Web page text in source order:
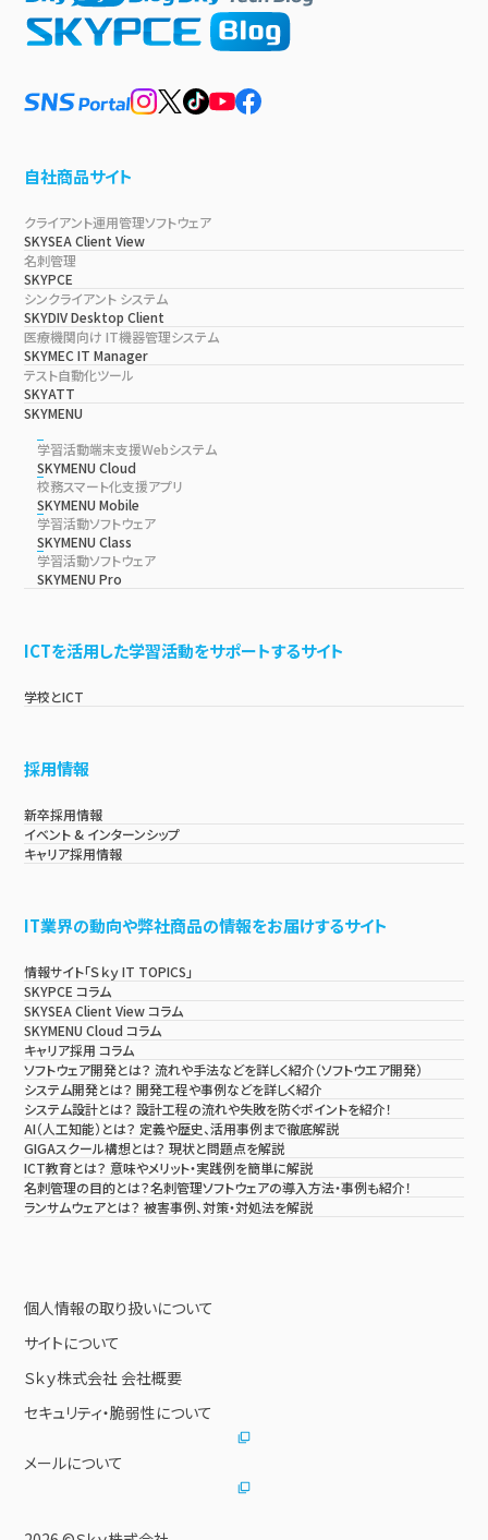
自社商品サイト
クライアント運用管理ソフトウェア
SKYSEA Client View
名刺管理
SKYPCE
シンクライアント システム
SKYDIV Desktop Client
医療機関向け IT機器管理システム
SKYMEC IT Manager
テスト自動化ツール
SKYATT
SKYMENU
学習活動端末支援Webシステム
SKYMENU Cloud
校務スマート化支援アプリ
SKYMENU Mobile
学習活動ソフトウェア
SKYMENU Class
学習活動ソフトウェア
SKYMENU Pro
ICTを活用した学習活動をサポートするサイト
学校とICT
採用情報
新卒採用情報
イベント & インターンシップ
キャリア採用情報
IT業界の動向や弊社商品の情報をお届けするサイト
情報サイト「Ｓｋｙ IT TOPICS」
SKYPCE コラム
SKYSEA Client View コラム
SKYMENU Cloud コラム
キャリア採用 コラム
ソフトウェア開発とは？ 流れや手法などを詳しく紹介（ソフトウエア開発）
システム開発とは？ 開発工程や事例などを詳しく紹介
システム設計とは？ 設計工程の流れや失敗を防ぐポイントを紹介！
AI（人工知能）とは？ 定義や歴史、活用事例まで徹底解説
GIGAスクール構想とは？ 現状と問題点を解説
ICT教育とは？ 意味やメリット・実践例を簡単に解説
名刺管理の目的とは？名刺管理ソフトウェアの導入方法・事例も紹介！
ランサムウェアとは？ 被害事例、対策・対処法を解説
個人情報の取り扱いについて
サイトについて
Ｓｋｙ株式会社 会社概要
セキュリティ・脆弱性について
メールについて